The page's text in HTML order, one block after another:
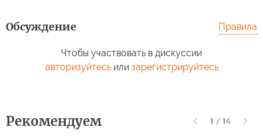
Обсуждение Правила
Чтобы участвовать в дискуссии
авторизуйтесьили зарегистрируйтесь
Рекомендуем 1 / 14